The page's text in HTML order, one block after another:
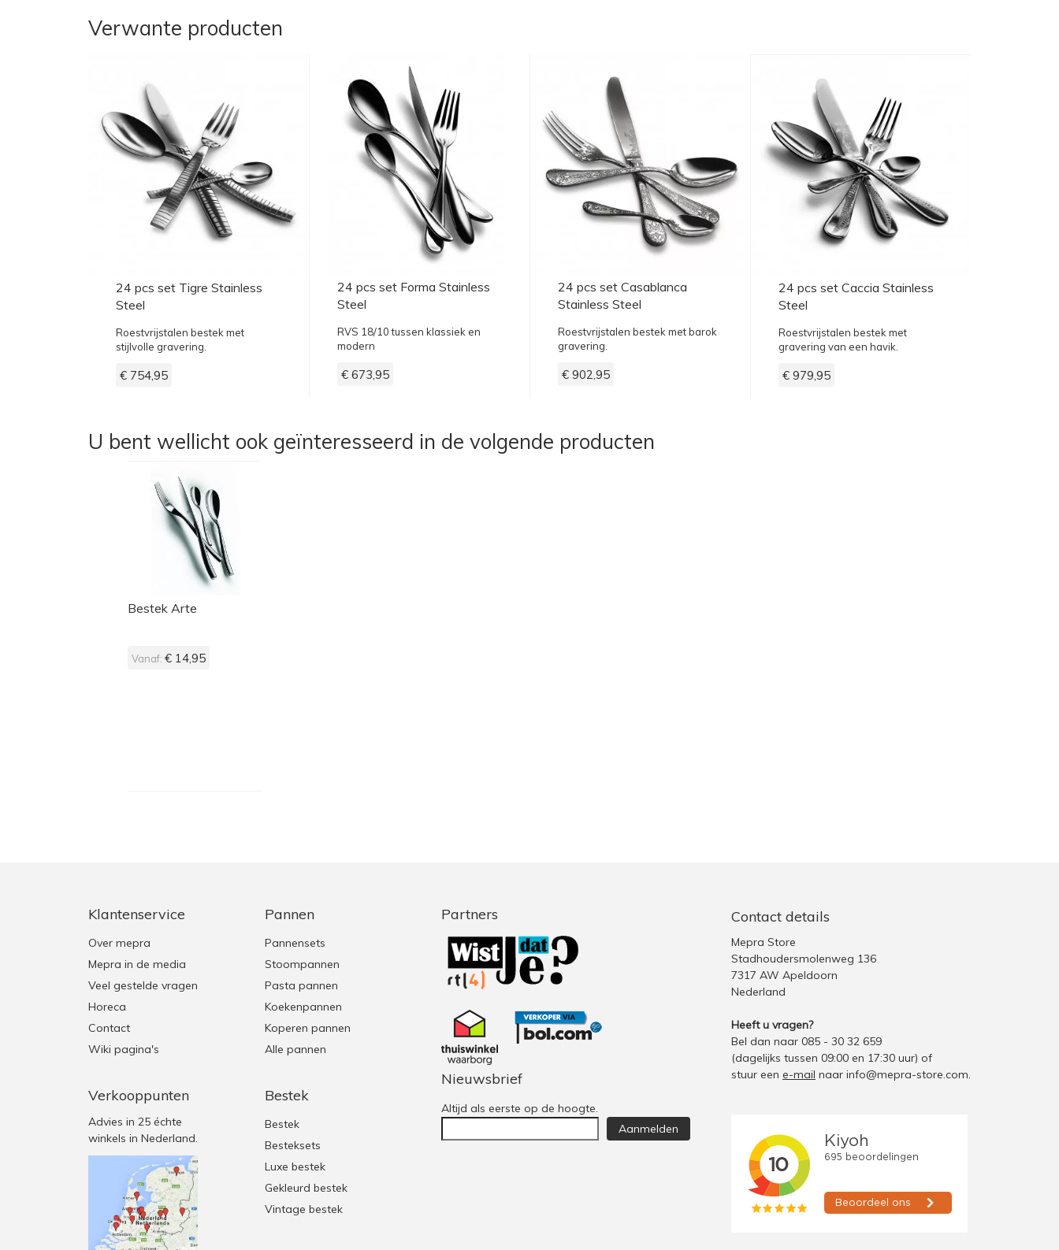
Verwante producten
24 pcs set Tigre Stainless
Steel
Roestvrijstalen bestek met
stijlvolle gravering.
€ 754,95
24 pcs set Forma Stainless
Steel
RVS 18/10 tussen klassiek en
modern
€ 673,95
24 pcs set Casablanca
Stainless Steel
Roestvrijstalen bestek met barok
gravering.
€ 902,95
24 pcs set Caccia Stainless
Steel
Roestvrijstalen bestek met
gravering van een havik.
€ 979,95
U bent wellicht ook geïnteresseerd in de volgende producten
Bestek Arte
Vanaf: € 14,95
Contact details
Mepra Store
Stadhoudersmolenweg 136
7317 AW Apeldoorn
Nederland
Heeft u vragen?
Bel dan naar 085 - 30 32 659
(dagelijks tussen 09:00 en 17:30 uur) of
stuur een e-mail naar info@mepra-store.com.
Klantenservice
Over mepra
Mepra in de media
Veel gestelde vragen
Horeca
Contact
Wiki pagina's
Verkooppunten
Advies in 25 échte
winkels in Nederland.
Pannen
Pannensets
Stoompannen
Pasta pannen
Koekenpannen
Koperen pannen
Alle pannen
Bestek
Bestek
Besteksets
Luxe bestek
Gekleurd bestek
Vintage bestek
Partners
Nieuwsbrief
Altijd als eerste op de hoogte.
Aanmelden